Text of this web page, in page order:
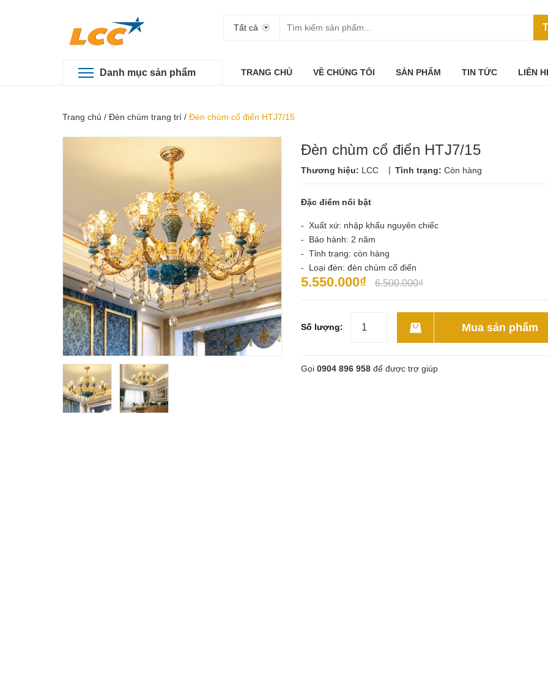
Tất cả
Danh mục sản phẩm TRANG CHỦ VỀ CHÚNG TÔI SẢN PHẨM TIN TỨC LIÊN
Trang chủ / Đèn chùm trang trí / Đèn chùm cổ điển HTJ7/15
Đèn chùm cổ điển HTJ7/15
Thương hiệu: LCC | Tình trạng: Còn hàng
Đặc điểm nổi bật
- Xuất xứ: nhập khẩu nguyên chiếc
- Bảo hành: 2 năm
- Tỉnh trạng: còn hàng
- Loại đèn: đèn chùm cổ điển
5.550.000₫ 6.500.000₫
Số lượng: Mua sản phẩm
Gọi 0904 896 958 để được trợ giúp